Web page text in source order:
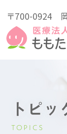
〒700-0924
トピッ
TOPICS